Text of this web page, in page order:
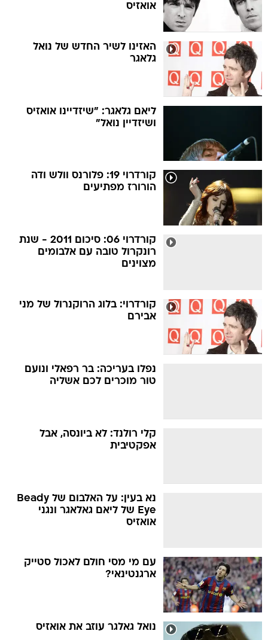
אואזיס
האזינו לשיר החדש של נואל
גלאגר
ליאם גלאגר: "שיזדיינו אואזיס
ושיזדיין נואל"
קורדרוי 19: פלורנס וולש ודה
הורורז מפתיעים
קורדרוי 06: סיכום 2011 - שנת
רונקרול טובה עם אלבומים
מצוינים
קורדרוי: בלוג הרוקנרול של מני
אבירם
נפלו בעריכה: בר רפאלי ונועם
טור מוכרים לכם אשליה
קלי רולנד: לא ביונסה, אבל
אפקטיבית
נא בעין: על האלבום של Beady
Eye של ליאם גאלאגר ונגני
אואזיס
עם מי מסי חולם לאכול סטייק
ארגנטינאי?
נואל גאלגר עוזב את אואזיס